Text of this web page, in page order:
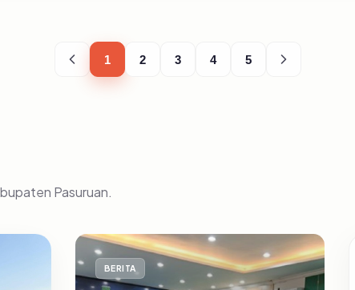
1 2 3 4 5
Pasuruan.
BERITA